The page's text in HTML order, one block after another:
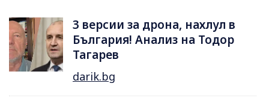
3 версии за дрона, нахлул в
България! Анализ на Тодор
Тагарев
darik.bg